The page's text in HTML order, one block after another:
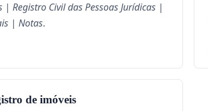
Registro Civil das Pessoas Jurídicas |
| Notas.
de imóveis